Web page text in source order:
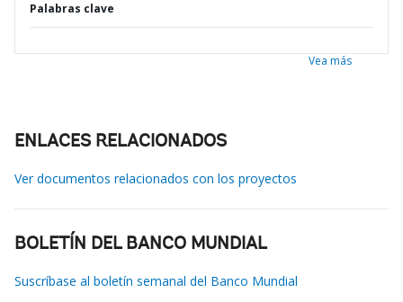
Palabras clave
Vea más
ENLACES RELACIONADOS
Ver documentos relacionados con los proyectos
BOLETÍN DEL BANCO MUNDIAL
Suscríbase al boletín semanal del Banco Mundial